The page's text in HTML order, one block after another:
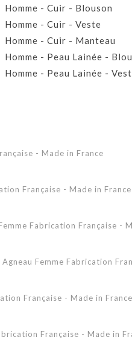
Homme - Cuir - Blouson
Homme - Cuir - Veste
Homme - Cuir - Manteau
Homme - Peau Lainée -
Homme - Peau Lainée -
Femme - Peau lainée -
Pantalon
- Made in France
Française - Made in France
Fabrication Française -
Femme Fabrication
Française - Made in France
Française - Made in